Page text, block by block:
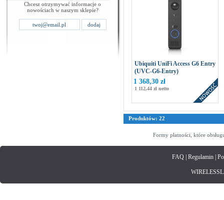
Chcesz otrzymywać informacje o
nowościach w naszym sklepie?
Ubiquiti UniFi Access G6 Entry
(UVC-G6-Entry)
1 368,30 zł
1 112,44 zł netto
Produktów: 22
Formy płatności, które
FAQ| Regulamin|